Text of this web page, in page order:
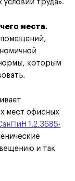
условий труда».
места.
помещений,
которым
мест офисных
1.2.3685-
и так